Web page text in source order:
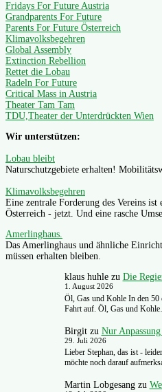
Fridays For Future Austria
Grandparents For Future
Parents For Future Österreich
Klimavolksbegehren
Global Assembly
Extinction Rebellion
Rettet die Lobau
Radeln For Future
Critical Mass in Austria
Theater Tam Tam
TDU,Theater der Unterdrückten Wien
Wir unterstützen:
Lobau bleibt
Naturschutzgebiete erhalten!
Klimavolksbegehren
Eine zentrale Forderung des Vereins
Österreich - jetzt. Und eine rasche
Amerlinghaus.
Das Amerlinghaus und ähnliche
müssen erhalten bleiben.
klaus huhlezu Die
1. August 2026
Öl, Gas und Kohle In den 50
Fahrt auf. Öl, Gas und
Birgitzu Nur
29. Juli 2026
Lieber Stephan, das ist -
möchte noch darauf
Martin Lobgesangzu